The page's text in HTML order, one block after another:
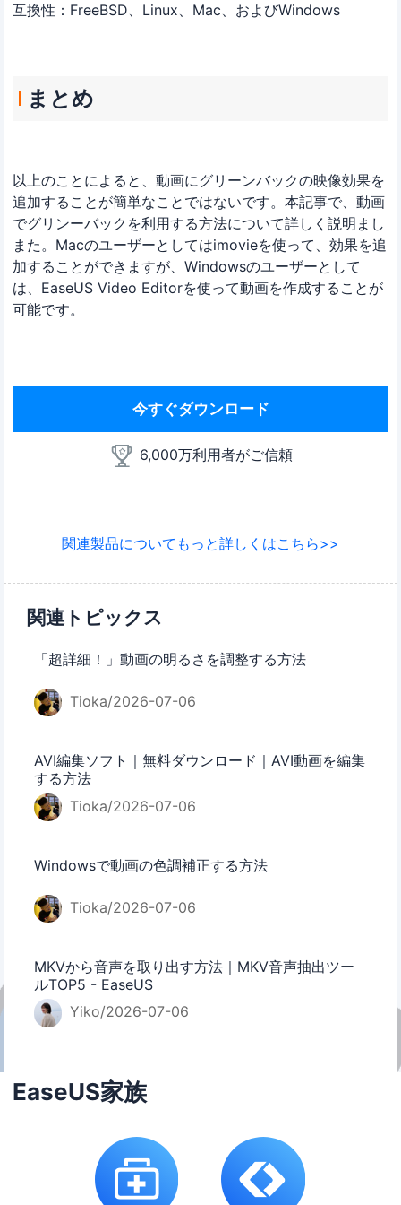
互換性：FreeBSD、Linux、Mac、およびWindows
まとめ
以上のことによると、動画にグリーンバックの映像効果を
追加することが簡単なことではないです。本記事で、動画
でグリンーバックを利用する方法について詳しく説明まし
また。Macのユーザーとしてはimovieを使って、効果を追
加することができますが、Windowsのユーザーとして
は、EaseUS Video Editorを使って動画を作成することが
可能です。
今すぐダウンロード
6,000万利用者がご信頼
関連製品についてもっと詳しくはこちら>>
関連トピックス
「超詳細！」動画の明るさを調整する方法
Tioka/2026-07-06
AVI編集ソフト｜無料ダウンロード｜AVI動画を編集
する方法
Tioka/2026-07-06
Windowsで動画の色調補正する方法
Tioka/2026-07-06
MKVから音声を取り出す方法｜MKV音声抽出ツー
ルTOP5 - EaseUS
Yiko/2026-07-06
EaseUS家族